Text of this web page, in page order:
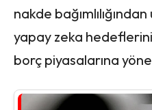
nakde
yapay zeka
borç piyasalarına